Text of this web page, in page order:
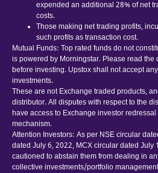
expended an additional 28% of net
costs.
Those making net trading profits,
such profits as transaction cost.
Mutual Funds: Top rated funds do not
is powered by Morningstar. Please read the
before investing. Upstox shall not accept
investments.
These are not Exchange traded products,
distributor. All disputes with respect to the
have access to Exchange investor
mechanism.
Attention Investors: As per NSE circular
dated July 6, 2022, MCX circular dated July
cautioned to abstain them from dealing in
collective investments/portfolio